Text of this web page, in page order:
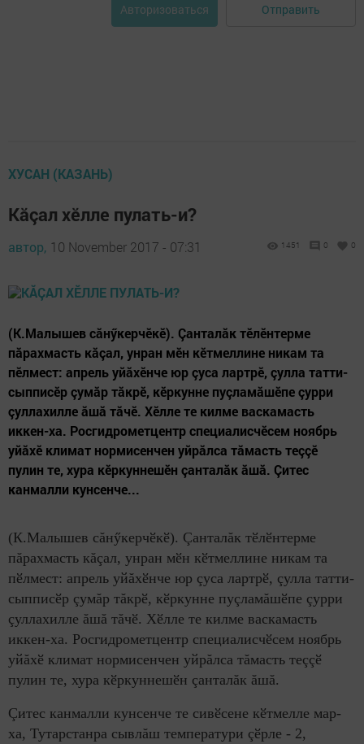
Авторизоваться Отправить
ХУСАН (КАЗАНЬ)
Кăçал хӗлле пулать-и?
автор, 10 November 2017 - 07:31 1451 0 0
(К.Малышев сăнӳкерчӗкӗ). Çанталăк тӗлӗнтерме
пăрахмасть кăçал, унран мӗн кӗтмеллине никам та
пӗлмест: апрель уйăхӗнче юр çуса лартрӗ, çулла татти-
сыпписӗр çумăр тăкрӗ, кӗркунне пуçламăшӗпе çурри
çуллахилле ăшă тăчӗ. Хӗлле те килме васкамасть
иккен-ха. Росгидрометцентр специалисчӗсем ноябрь
уйăхӗ климат нормисенчен уйрăлса тăмасть теççӗ
пулин те, хура кӗркуннешӗн çанталăк ăшă. Çитес
канмалли кунсенче...
(К.Малышев сăнӳкерчӗкӗ). Çанталăк тӗлӗнтерме
пăрахмасть кăçал, унран мӗн кӗтмеллине никам та
пӗлмест: апрель уйăхӗнче юр çуса лартрӗ, çулла татти-
сыпписӗр çумăр тăкрӗ, кӗркунне пуçламăшӗпе çурри
çуллахилле ăшă тăчӗ. Хӗлле те килме васкамасть
иккен-ха. Росгидрометцентр специалисчӗсем ноябрь
уйăхӗ климат нормисенчен уйрăлса тăмасть теççӗ
пулин те, хура кӗркуннешӗн çанталăк ăшă.
Çитес канмалли кунсенче те сивӗсене кӗтмелле мар-
ха, Тутарстанра сывлăш температури çӗрле - 2,